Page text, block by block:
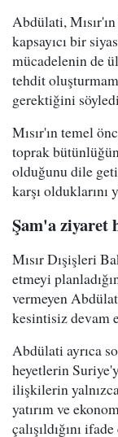
Abdülati,
kapsayıcı bir
mücadelenin de
tehdit
gerektiğini
Mısır'ın temel
toprak
olduğunu dile
karşı olduklarını
Şam'a ziyaret
Mısır Dışişleri
etmeyi
vermeyen
kesintisiz devam
Abdülati ayrıca
heyetlerin
ilişkilerin yalnızca
yatırım ve
çalışıldığını